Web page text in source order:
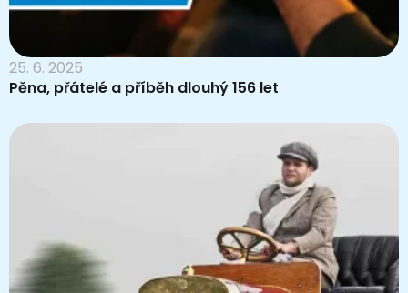
25. 6. 2025
Pěna, přátelé a příběh dlouhý 156 let